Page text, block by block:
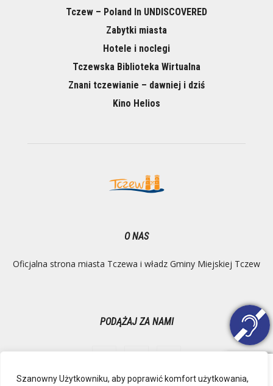
Szanowny Użytkowniku, aby poprawić komfort użytkowania,
Tczew – Poland In UNDISCOVERED
Zabytki miasta
Hotele i noclegi
Tczewska Biblioteka Wirtualna
Znani tczewianie – dawniej i dziś
Kino Helios
O NAS
Oficjalna strona miasta Tczewa i władz Gminy Miejskiej Tczew
PODĄŻAJ ZA NAMI